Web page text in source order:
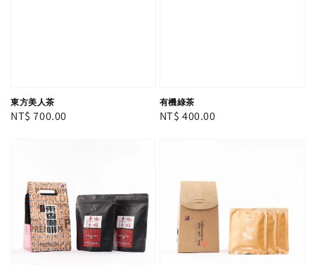
東方美人茶
Regular
NT$ 700.00
有機綠茶
Regular
NT$ 400.00